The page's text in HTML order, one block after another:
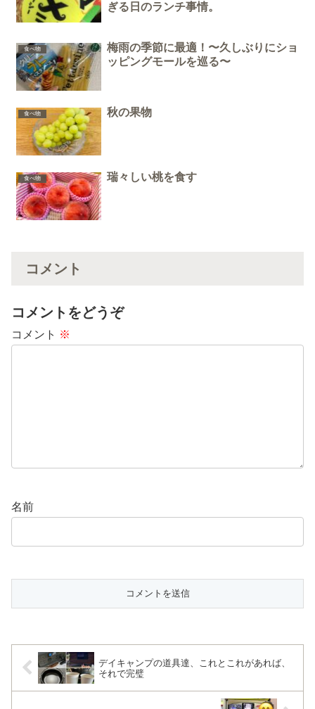
ぎる日のランチ事情。
食べ物
梅雨の季節に最適！〜久しぶりにショ
ッピングモールを巡る〜
食べ物 秋の果物
食べ物 瑞々しい桃を食す
コメント
コメントをどうぞ
コメント ※
名前
デイキャンプの道具達、これとこれがあれば、
それで完璧